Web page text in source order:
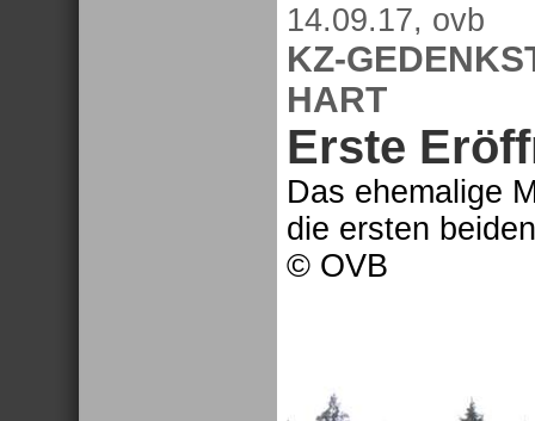
14.09.17, ovb
KZ-
HART
Erste
Das ehemalige
die ersten
© OVB